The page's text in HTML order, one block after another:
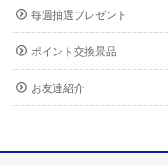
毎週抽選プレゼント
ポイント交換景品
お友達紹介